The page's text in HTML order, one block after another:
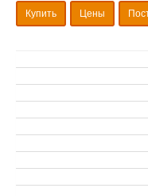
Купить Цены